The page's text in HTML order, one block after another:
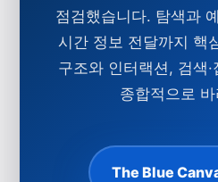
점검했습니다. 탐색과
시간 정보 전달까지 핵
구조와 인터랙션, 검색
종합적으로
The Blue